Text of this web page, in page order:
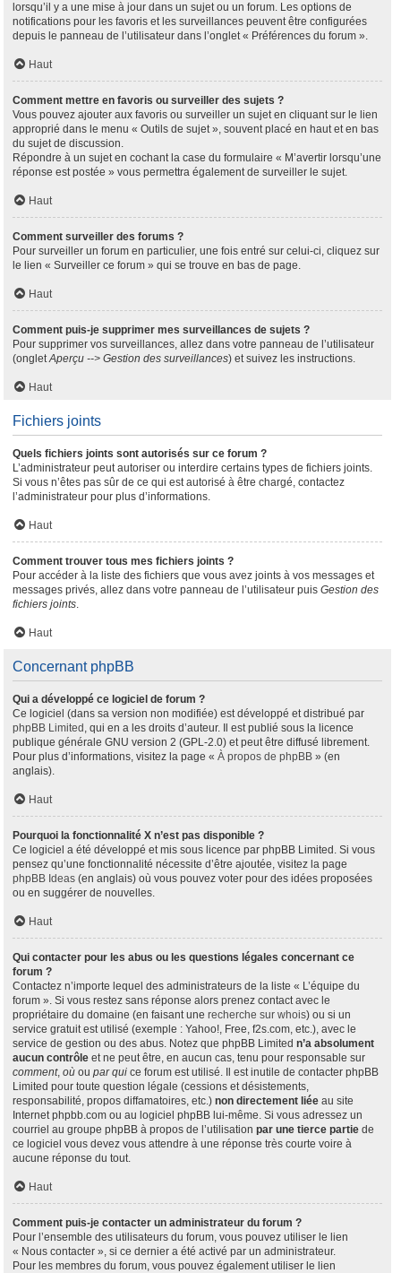
lorsqu’il y a une mise à jour dans un sujet ou un forum. Les options de
notifications pour les favoris et les surveillances peuvent être configurées
depuis le panneau de l’utilisateur dans l’onglet « Préférences du forum ».
Haut
Comment mettre en favoris ou surveiller des sujets ?
Vous pouvez ajouter aux favoris ou surveiller un sujet en cliquant sur le lien
approprié dans le menu « Outils de sujet », souvent placé en haut et en bas
du sujet de discussion.
Répondre à un sujet en cochant la case du formulaire « M’avertir lorsqu’une
réponse est postée » vous permettra également de surveiller le sujet.
Haut
Comment surveiller des forums ?
Pour surveiller un forum en particulier, une fois entré sur celui-ci, cliquez sur
le lien « Surveiller ce forum » qui se trouve en bas de page.
Haut
Comment puis-je supprimer mes surveillances de sujets ?
Pour supprimer vos surveillances, allez dans votre panneau de l’utilisateur
(ongletAperçu --> Gestion des surveillances) et suivez les instructions.
Haut
Fichiers joints
Quels fichiers joints sont autorisés sur ce forum ?
L’administrateur peut autoriser ou interdire certains types de fichiers joints.
Si vous n’êtes pas sûr de ce qui est autorisé à être chargé, contactez
l’administrateur pour plus d’informations.
Haut
Comment trouver tous mes fichiers joints ?
Pour accéder à la liste des fichiers que vous avez joints à vos messages et
messages privés, allez dans votre panneau de l’utilisateur puis Gestion des
fichiers joints.
Haut
Concernant phpBB
Qui a développé ce logiciel de forum ?
Ce logiciel (dans sa version non modifiée) est développé et distribué par
phpBB Limited , qui en a les droits d’auteur. Il est publié sous la licence
publique générale GNU version 2 (GPL-2.0) et peut être diffusé librement.
Pour plus d’informations, visitez la page « À propos de phpBB » (en
anglais).
Haut
Pourquoi la fonctionnalité X n’est pas disponible ?
Ce logiciel a été développé et mis sous licence par phpBB Limited. Si vous
pensez qu’une fonctionnalité nécessite d’être ajoutée, visitez la page
phpBB Ideas (en anglais) où vous pouvez voter pour des idées proposées
ou en suggérer de nouvelles.
Haut
Qui contacter pour les abus ou les questions légales concernant ce
forum ?
Contactez n’importe lequel des administrateurs de la liste « L’équipe du
forum ». Si vous restez sans réponse alors prenez contact avec le
propriétaire du domaine (en faisant une recherche sur whois) ou si un
service gratuit est utilisé (exemple : Yahoo!, Free, f2s.com, etc.), avec le
service de gestion ou des abus. Notez que phpBB Limited n’a absolument
aucun contrôle et ne peut être, en aucun cas, tenu pour responsable sur
comment, où ou par qui ce forum est utilisé. Il est inutile de contacter phpBB
Limited pour toute question légale (cessions et désistements,
responsabilité, propos diffamatoires, etc.) non directement liée au site
Internet phpbb.com ou au logiciel phpBB lui-même. Si vous adressez un
courriel au groupe phpBB à propos de l’utilisation par une tierce partie de
ce logiciel vous devez vous attendre à une réponse très courte voire à
aucune réponse du tout.
Haut
Comment puis-je contacter un administrateur du forum ?
Pour l’ensemble des utilisateurs du forum, vous pouvez utiliser le lien
« Nous contacter », si ce dernier a été activé par un administrateur.
Pour les membres du forum, vous pouvez également utiliser le lien